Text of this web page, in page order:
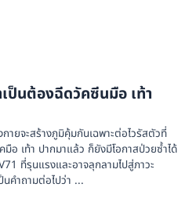
ป็นต้องฉีดวัคซีนมือ เท้า
ายจะสร้างภูมิคุ้มกันเฉพาะต่อไวรัสตัวที่
อ เท้า ปากมาแล้ว ก็ยังมีโอกาสป่วยซ้ำได้
ที่รุนแรงและอาจลุกลามไปสู่ภาวะ
คำถามต่อไปว่า ...